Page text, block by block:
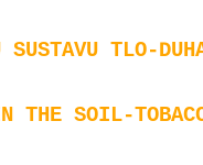
TLO-
THE SOIL-